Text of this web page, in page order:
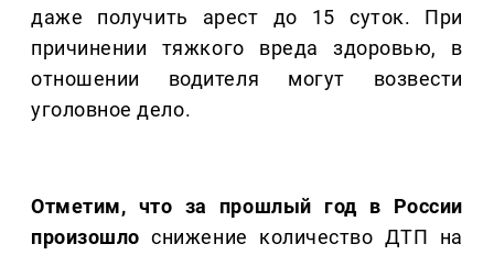
даже получить арест до 15 суток. При
причинении тяжкого вреда здоровью, в
отношении водителя могут возвести
уголовное дело.
Отметим, что за прошлый год в России
произошлоснижение количество ДТП на